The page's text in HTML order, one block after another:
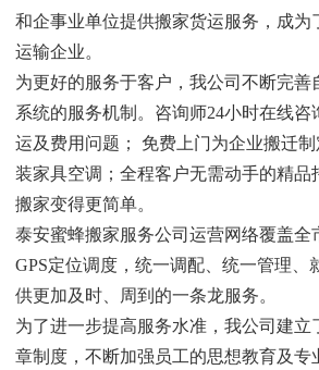
和企事业单位提供搬家货运服务，成为
运输企业。
为更好的服务于客户，我公司不断完善
系统的服务机制。‍咨询师24小时在线咨
运及费用问题； 免费上门为企业搬迁
装家具空调；全程客户无需动手的精品
搬家变得更简单。
泰安蜜蜂搬家服务公司运营网络覆盖全
GPS定位调度，统一调配、统一管理、
供更加及时、周到的一条龙服务。
为了进一步提高服务水准，我公司建立
章制度，不断加强员工的思想教育及专